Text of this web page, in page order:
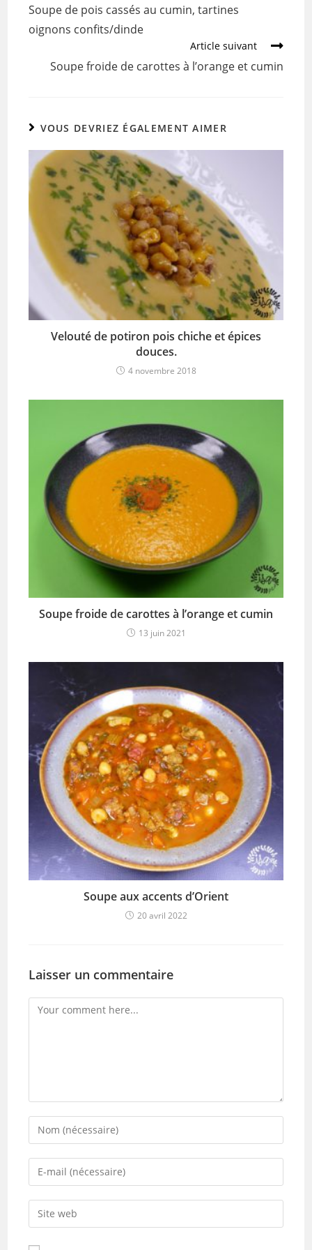
o
Soupe de pois cassés au cumin, tartines
oignons confits/dinde
Article suivant
Soupe froide de carottes à l’orange et cumin
VOUS DEVRIEZ ÉGALEMENT AIMER
Velouté de potiron pois chiche et épices
douces.
4 novembre 2018
Soupe froide de carottes à l’orange et cumin
13 juin 2021
Soupe aux accents d’Orient
20 avril 2022
Laisser un commentaire